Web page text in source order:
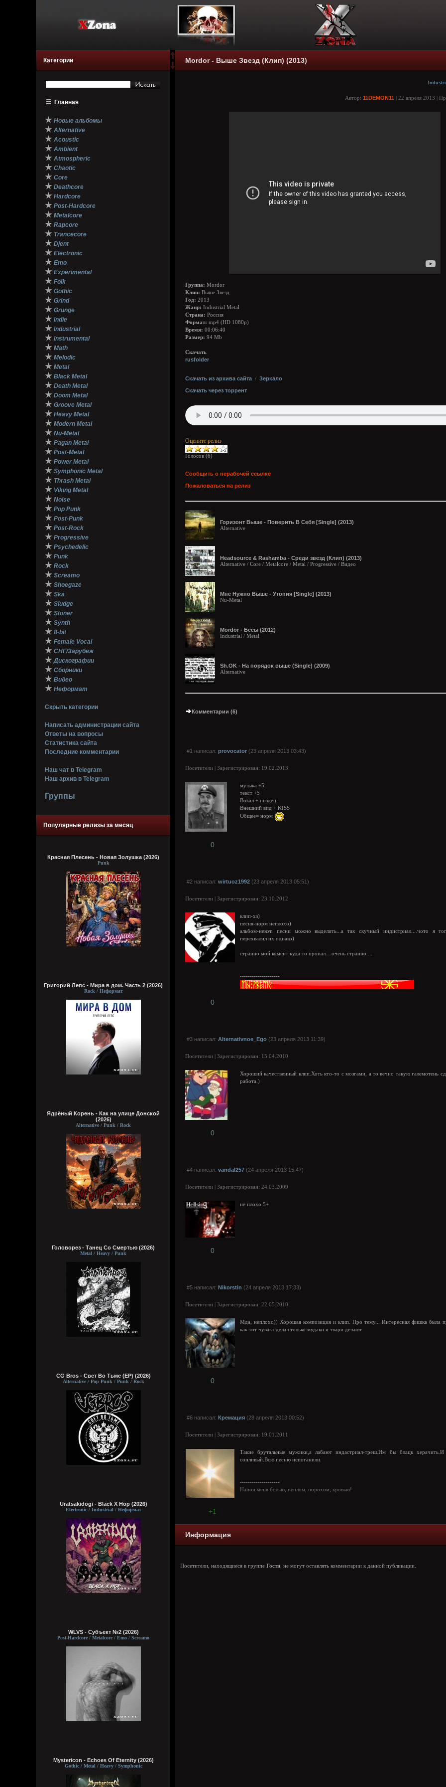
Категории
☰ Главная
★ Новые альбомы
★ Alternative
★ Acoustic
★ Ambient
★ Atmospheric
★ Chaotic
★ Core
★ Deathcore
★ Hardcore
★ Post-Hardcore
★ Metalcore
★ Rapcore
★ Trancecore
★ Djent
★ Electronic
★ Emo
★ Experimental
★ Folk
★ Gothic
★ Grind
★ Grunge
★ Indie
★ Industrial
★ Instrumental
★ Math
★ Melodic
★ Metal
★ Black Metal
★ Death Metal
★ Doom Metal
★ Groove Metal
★ Heavy Metal
★ Modern Metal
★ Nu-Metal
★ Pagan Metal
★ Post-Metal
★ Power Metal
★ Symphonic Metal
★ Thrash Metal
★ Viking Metal
★ Noise
★ Pop Punk
★ Post-Punk
★ Post-Rock
★ Progressive
★ Psychedelic
★ Punk
★ Rock
★ Screamo
★ Shoegaze
★ Ska
★ Sludge
★ Stoner
★ Synth
★ 8-bit
★ Female Vocal
★ СНГ/Зарубеж
★ Дискографии
★ Сборники
★ Видео
★ Неформат
Скрыть категории
Написать администрации сайта
Ответы на вопросы
Статистика сайта
Последние комментарии
Наш чат в Telegram
Наш архив в Telegram
Группы
Популярные релизы за месяц
Красная Плесень - Новая Золушка (2026)
Punk
Григорий Лепс - Мира в дом. Часть 2 (2026)
Rock / Неформат
Ядрёный Корень - Как на улице Донской
(2026)
Alternative / Punk / Rock
Головорез - Tанец Со Смертью (2026)
Metal / Heavy / Punk
CG Bros - Свет Во Тьме (EP) (2026)
Alternative / Pop Punk / Punk / Rock
Uratsakidogi - Black X Hop (2026)
Electronic / Industrial / Неформат
WLVS - Субъект №2 (2026)
Post-Hardcore / Metalcore / Emo / Screamo
Mystericon - Echoes Of Eternity (2026)
Gothic / Metal / Heavy / Symphonic
Mordor - Выше Звезд (Клип) (2013)
Автор: 11DEMON11 | 22 апреля 2013 |
Группа: Mordor
Клип: Выше Звезд
Год: 2013
Жанр: Industrial Metal
Страна: Россия
Формат: mp4 (HD 1080p)
Время: 00:06:40
Размер: 94 Mb
Скачать
rusfolder
Скачать из архива сайта / Зеркало
Скачать через торрент
Оцените релиз
Голосов (6)
Сообщить о нерабочей ссылке
Пожаловаться на релиз
Горизонт Выше - Поверить В Себя [Single] (2013)
Alternative
Headsource & Rashamba - Среди звезд (Клип) (2013)
Alternative / Core / Metalcore / Metal / Progressive / Видео
Мне Нужно Выше - Утопия [Single] (2013)
Nu-Metal
Mordor - Бесы (2012)
Industrial / Metal
Sh.OK - На порядок выше (Single) (2009)
Alternative
Комментарии (6)
#1 написал: provocator (23 апреля 2013 03:43)
Посетители | Зарегистрирован: 19.02.2013
музыка +5
текст +5
Вокал + пиздец
Внешний вид + KISS
Общее= норм
0
#2 написал: wirtuoz1992 (23 апреля 2013 05:51)
Посетители | Зарегистрирован: 23.10.2012
клип-хз)
песня-норм неплохо)
альбом-некот. песни можно выделить...а так скучный индистриал....чото я
перехвалил их однако)
странно мой комент куда то пропал....очень странно....
--------------------
0
#3 написал: Alternativnoe_Ego (23 апреля 2013 11:39)
Посетители | Зарегистрирован: 15.04.2010
Хороший качественный клип.Хоть кто-то с мозгами, а то вечно такую галемотень
работа.)
0
#4 написал: vandal257 (24 апреля 2013 15:47)
Посетители | Зарегистрирован: 24.03.2009
не плохо 5+
0
#5 написал: Nikorstin (24 апреля 2013 17:33)
Посетители | Зарегистрирован: 22.05.2010
Мда, неплохо)) Хорошая композиция и клип. Про тему... Интересная фишка была
как тот чувак сделал только мудаки и твари делают.
0
#6 написал: Кремация (28 апреля 2013 00:52)
Посетители | Зарегистрирован: 19.01.2011
Такие брутальные мужики,а лабают индастриал-треш.Им бы блацк херачить.И
сопливый.Всю песню испоганили.
--------------------
Напои меня болью, пеплом, порохом, кровью!
+1
Информация
Посетители, находящиеся в группе Гости , не могут оставлять комментарии к данной публикации.